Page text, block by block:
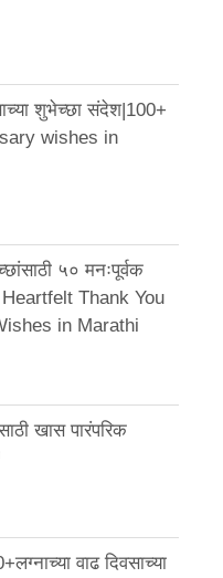
शुभेच्छा संदेश|100+
wishes in
५० मनःपूर्वक
Heartfelt Thank You
in Marathi
खास पारंपरिक
वाढ दिवसाच्या